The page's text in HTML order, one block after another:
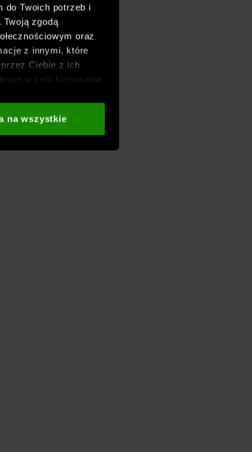
do Twoich potrzeb i
Twoją zgodą
oraz
z innymi, które
Ciebie z ich
w celu kierowania
sekcji „Szczegóły”
na wszystkie